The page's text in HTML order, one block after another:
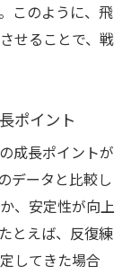
このように、飛
せることで、戦
ポイント
成長ポイントが
データと比較し
、安定性が向上
とえば、反復練
してきた場合